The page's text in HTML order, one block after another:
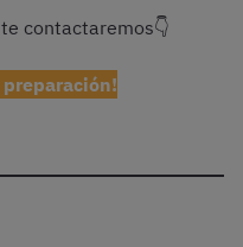
contactaremos👇
preparación!